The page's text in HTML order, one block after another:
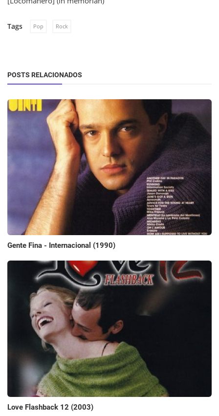
Tags Pop Rock
POSTS RELACIONADOS
Gente Fina - Internacional (1990)
Love Flashback 12 (2003)